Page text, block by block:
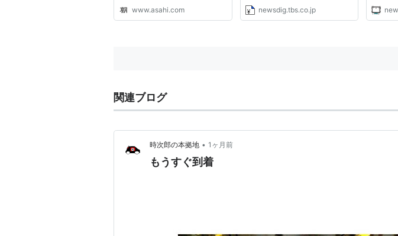
www.asahi.com newsdig.tbs.co.jp
関連ブログ
時次郎の本拠地 • 1ヶ月前
もうすぐ到着